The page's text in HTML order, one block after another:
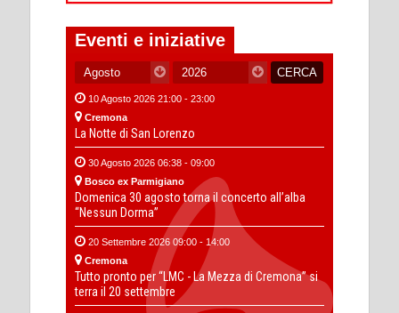
Eventi e iniziative
10 Agosto 2026 21:00 - 23:00
Cremona
La Notte di San Lorenzo
30 Agosto 2026 06:38 - 09:00
Bosco ex Parmigiano
Domenica 30 agosto torna il concerto all’alba
“Nessun Dorma”
20 Settembre 2026 09:00 - 14:00
Cremona
Tutto pronto per “LMC - La Mezza di Cremona” si
terra il 20 settembre